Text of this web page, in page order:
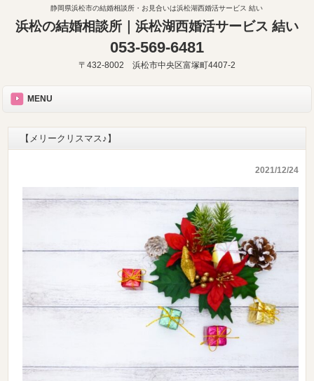
静岡県浜松市の結婚相談所・お見合いは浜松湖西婚活サービス 結い
浜松の結婚相談所｜浜松湖西婚活サービス 結い
053-569-6481
〒432-8002 浜松市中央区富塚町4407-2
MENU
【メリークリスマス♪】
2021/12/24